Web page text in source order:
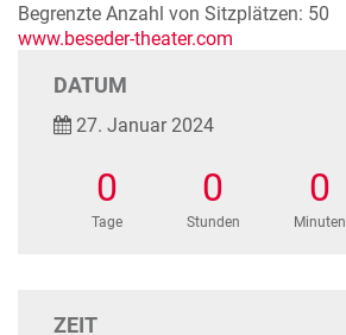
Begrenzte Anzahl von Sitzplätzen: 50
www.beseder-theater.com
DATUM
27. Januar 2024
0
Tage
0
Stunden
0
Minuten
ZEIT